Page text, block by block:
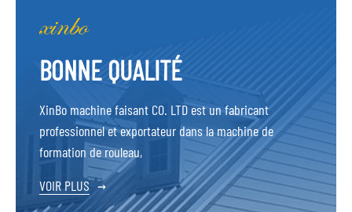
BONNE QUALITÉ
XinBo machine faisant CO. LTD est un fabricant
professionnel et exportateur dans la machine de
formation de rouleau,
VOIR PLUS →